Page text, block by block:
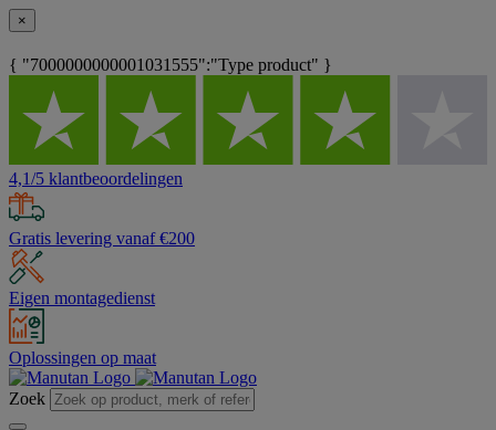
×
{ "7000000000001031555":"Type product" }
4,1/5 klantbeoordelingen
Gratis levering vanaf €200
Eigen montagedienst
Oplossingen op maat
Zoek